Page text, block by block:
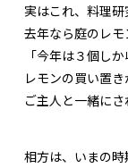
実はこれ、料理研
去年なら庭のレ
「今年は３個し
レモンの買い置
ご主人と一緒にさ
相方は、いまの